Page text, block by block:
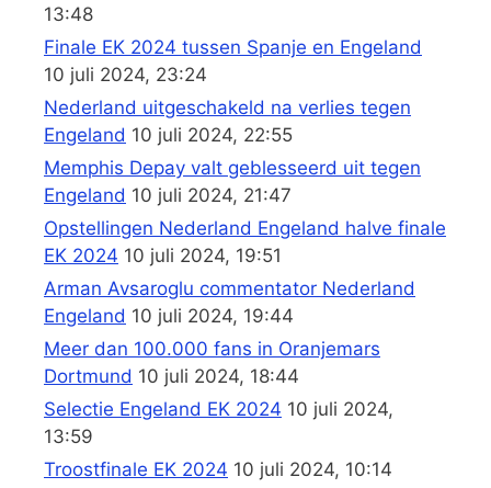
13:48
Finale EK 2024 tussen Spanje en Engeland
10 juli 2024, 23:24
Nederland uitgeschakeld na verlies tegen
Engeland 10 juli 2024, 22:55
Memphis Depay valt geblesseerd uit tegen
Engeland 10 juli 2024, 21:47
Opstellingen Nederland Engeland halve finale
EK 2024 10 juli 2024, 19:51
Arman Avsaroglu commentator Nederland
Engeland 10 juli 2024, 19:44
Meer dan 100.000 fans in Oranjemars
Dortmund 10 juli 2024, 18:44
Selectie Engeland EK 2024 10 juli 2024,
13:59
Troostfinale EK 2024 10 juli 2024, 10:14